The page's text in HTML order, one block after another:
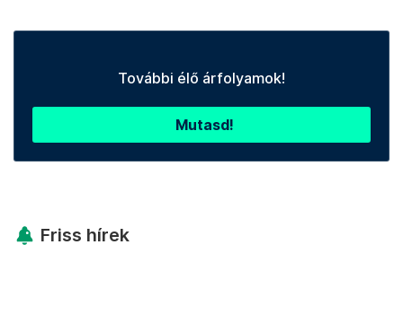
További élő árfolyamok!
Mutasd!
Friss hírek